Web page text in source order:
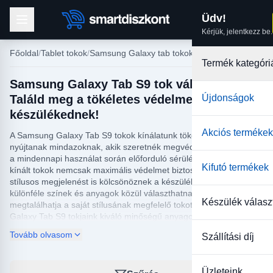
Üdv!
Kérjük, jelentkezz be.
Termék
Újdonságok
Akciós termékek
Kifutó termékek
Készülék
Szállítási díj
Főoldal Tablet tokok Samsung Galaxy tab tokok
Samsung Galaxy Tab S9 tok választás:
Találd meg a tökéletes védelmet a
készülékednek!
A Samsung Galaxy Tab S9 tokok kínálatunk tökéletes választást
nyújtanak mindazoknak, akik szeretnék megvédeni új tabletjüket
a mindennapi használat során előforduló sérülésektől. Az általunk
kínált tokok nemcsak maximális védelmet biztosítanak, hanem
stílusos megjelenést is kölcsönöznek a készüléknek. A vásárlók
különféle színek és anyagok közül választhatnak, így mindenki
megtalálhatja a saját stílusának megfelelő tokot. A Samsung
Galaxy Tab S9 tokjaink kiváló minőségű anyagokból készülnek,
megbízhatóságot.
Tovább olvasom